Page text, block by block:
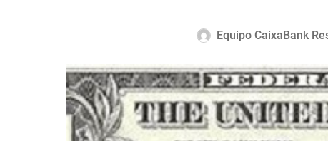
Equipo CaixaBank